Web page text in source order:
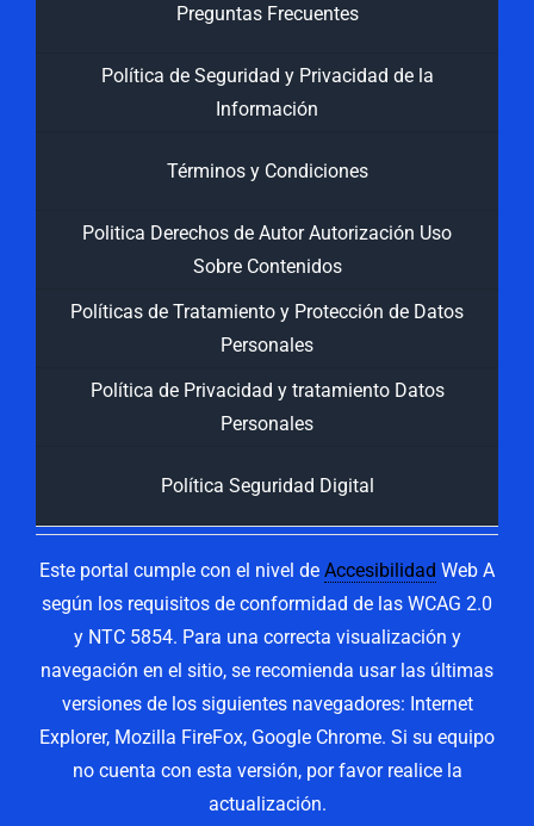
Preguntas Frecuentes
Política de Seguridad y Privacidad de la
Información
Términos y Condiciones
Politica Derechos de Autor Autorización Uso
Sobre Contenidos
Políticas de Tratamiento y Protección de Datos
Personales
Política de Privacidad y tratamiento Datos
Personales
Política Seguridad Digital
Este portal cumple con el nivel de Accesibilidad Web A
según los requisitos de conformidad de las WCAG 2.0
y NTC 5854. Para una correcta visualización y
navegación en el sitio, se recomienda usar las últimas
versiones de los siguientes navegadores: Internet
Explorer, Mozilla FireFox, Google Chrome. Si su equipo
no cuenta con esta versión, por favor realice la
actualización.